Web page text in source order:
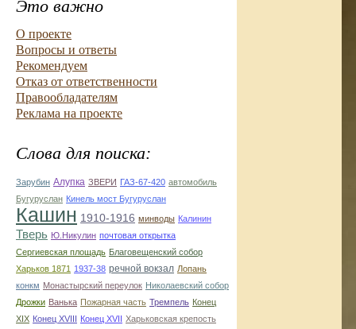
Это важно
О проекте
Вопросы и ответы
Рекомендуем
Отказ от ответственности
Правообладателям
Реклама на проекте
Слова для поиска:
Зарубин Алупка ЗВЕРИ ГАЗ-67-420 автомобиль
Бугуруслан Кинель мост Бугуруслан
Кашин 1910-1916 минводы Калинин
Тверь Ю.Никулин почтовая открытка
Сергиевская площадь Благовещенский собор
Харьков 1871 1937-38 речной вокзал Лопань
конкм Монастырский переулок Николаевский собор
Дрожки Ванька Пожарная часть Тремпель Конец
XIX Конец XVIII Конец XVII Харьковская крепость